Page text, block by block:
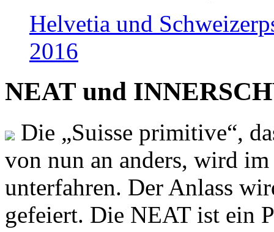
Helvetia und
2016
NEAT und
Die „Suisse primitive“,
von nun an anders, wird
unterfahren. Der Anlass
gefeiert. Die NEAT ist ein